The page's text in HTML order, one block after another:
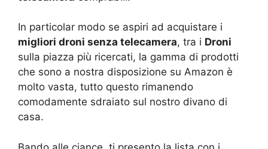
In particolar modo se aspiri ad acquistare i
migliori droni senza telecamera, tra i Droni
sulla piazza più ricercati, la gamma di prodotti
che sono a nostra disposizione su Amazon è
molto vasta, tutto questo rimanendo
comodamente sdraiato sul nostro divano di
casa.